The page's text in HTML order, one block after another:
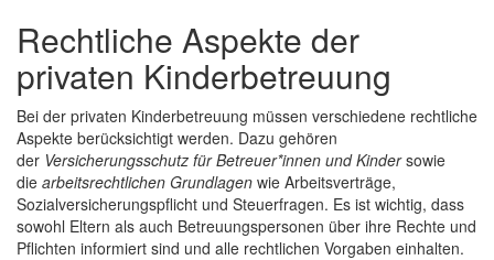
Rechtliche Aspekte der
privaten Kinderbetreuung
Bei der privaten Kinderbetreuung müssen verschiedene rechtliche
Aspekte berücksichtigt werden. Dazu gehören
der Versicherungsschutz für Betreuer*innen und Kindersowie
die arbeitsrechtlichen Grundlagen wie Arbeitsverträge,
Sozialversicherungspflicht und Steuerfragen. Es ist wichtig, dass
sowohl Eltern als auch Betreuungspersonen über ihre Rechte und
Pflichten informiert sind und alle rechtlichen Vorgaben einhalten.